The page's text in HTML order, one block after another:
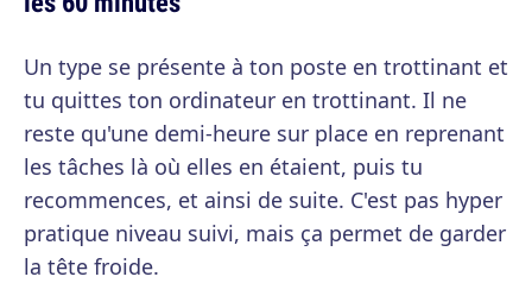
Un type se présente à ton poste en trottinant et
tu quittes ton ordinateur en trottinant. Il ne
reste qu'une demi-heure sur place en reprenant
les tâches là où elles en étaient, puis tu
recommences, et ainsi de suite. C'est pas hyper
pratique niveau suivi, mais ça permet de garder
la tête froide.